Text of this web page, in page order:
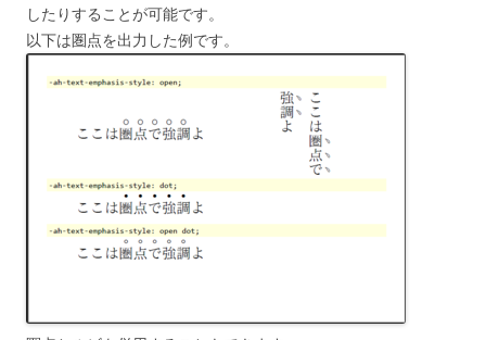
したりすることが可能です。
以下は圏点を出力した例です。